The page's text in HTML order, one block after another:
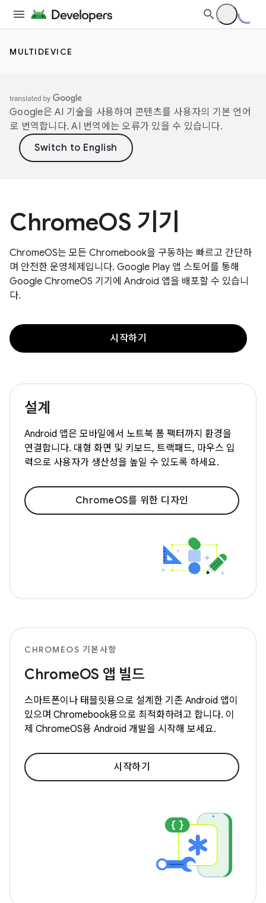
MULTIDEVICE
Google은 AI 기술을 사용하여 콘텐츠를 사용자의 기본 언어
로 번역합니다. AI 번역에는 오류가 있을 수 있습니다.
ChromeOS 기기
ChromeOS는 모든 Chromebook을 구동하는 빠르고 간단하
며 안전한 운영체제입니다. Google Play 앱 스토어를 통해
Google ChromeOS 기기에 Android 앱을 배포할 수 있습니
다.
시작하기
설계
Android 앱은 모바일에서 노트북 폼 팩터까지 환경을
연결합니다. 대형 화면 및 키보드, 트랙패드, 마우스 입
력으로 사용자가 생산성을 높일 수 있도록 하세요.
ChromeOS를 위한 디자인
CHROMEOS 기본사항
ChromeOS 앱 빌드
스마트폰이나 태블릿용으로 설계한 기존 Android 앱이
있으며 Chromebook용으로 최적화하려고 합니다. 이
제 ChromeOS용 Android 개발을 시작해 보세요.
시작하기